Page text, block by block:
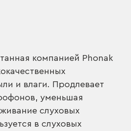
компанией Phonak
и влаги. Продлевает
уменьшая
слуховых
в слуховых